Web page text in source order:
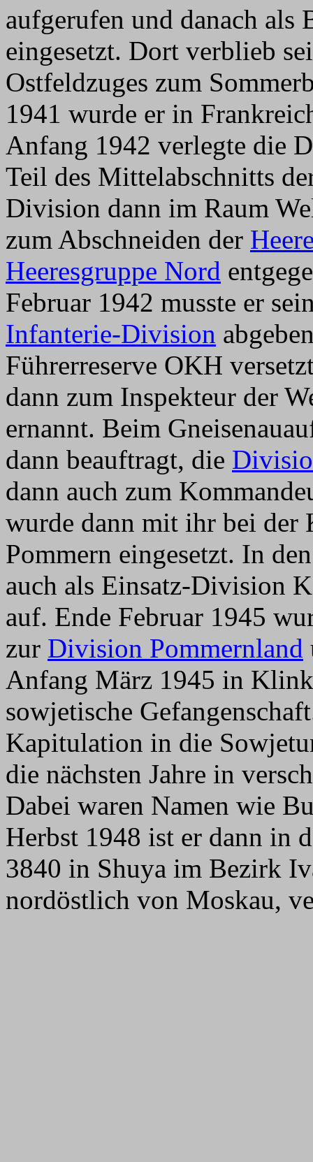
aufgerufen und danach als
eingesetzt. Dort verblieb
Ostfeldzuges zum
1941 wurde er in
Anfang 1942 verlegte die
Teil des Mittelabschnitts
Division dann im Raum
zum Abschneiden der
Heeresgruppe Nord
Februar 1942 musste er
Infanterie-Division
Führerreserve OKH
dann zum Inspekteur der
ernannt. Beim
dann beauftragt, die
dann auch zum
wurde dann mit ihr bei der
Pommern eingesetzt. In
auch als Einsatz-Division
auf. Ende Februar 1945
zur Division Pommernland
Anfang März 1945 in
sowjetische
Kapitulation in die
die nächsten Jahre in
Dabei waren Namen wie
Herbst 1948 ist er dann in
3840 in Shuya im Bezirk
nordöstlich von Moskau,